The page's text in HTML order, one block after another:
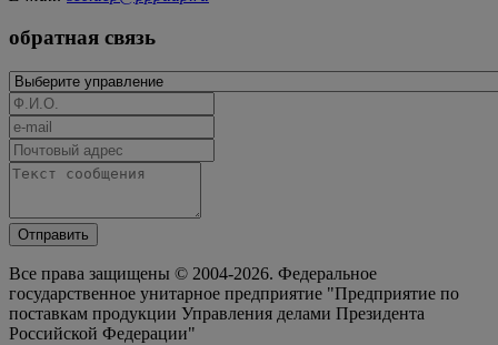
обратная связь
Отправить
Все права защищены © 2004-2026. Федеральное
государственное унитарное предприятие "Предприятие по
поставкам продукции Управления делами Президента
Российской Федерации"